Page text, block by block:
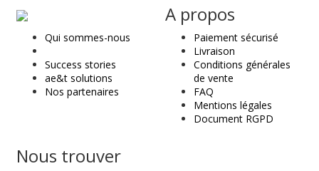
ae
&
t
Qui sommes-nous
Success stories
ae&t solutions
Nos partenaires
A propos
Paiement sécurisé
Livraison
Conditions générales
de vente
FAQ
Mentions légales
Document RGPD
Nous trouver